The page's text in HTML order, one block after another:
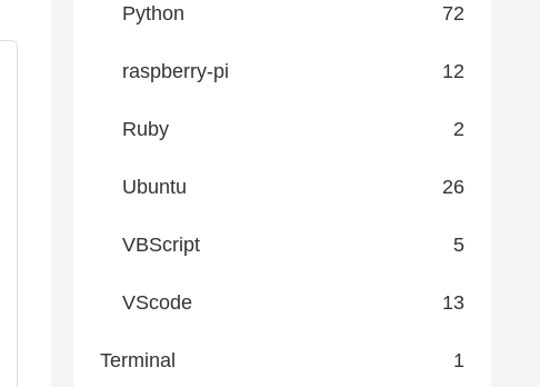
Python 72
raspberry-pi 12
Ruby 2
Ubuntu 26
VBScript 5
VScode 13
Terminal 1